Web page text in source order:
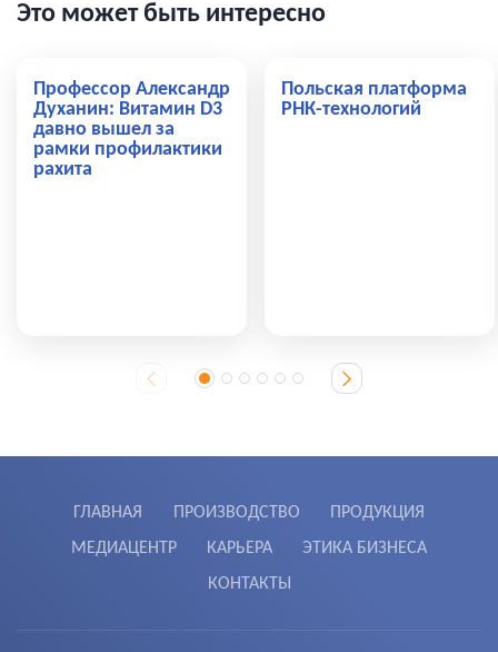
Это может быть интересно
Профессор Александр
Духанин: Витамин D3
давно вышел за
рамки профилактики
рахита
Польская платформа
РНК-технологий
ГЛАВНАЯ ПРОИЗВОДСТВО
ПРОДУКЦИЯ
МЕДИАЦЕНТР
КАРЬЕРА
ЭТИКА БИЗНЕСА
КОНТАКТЫ